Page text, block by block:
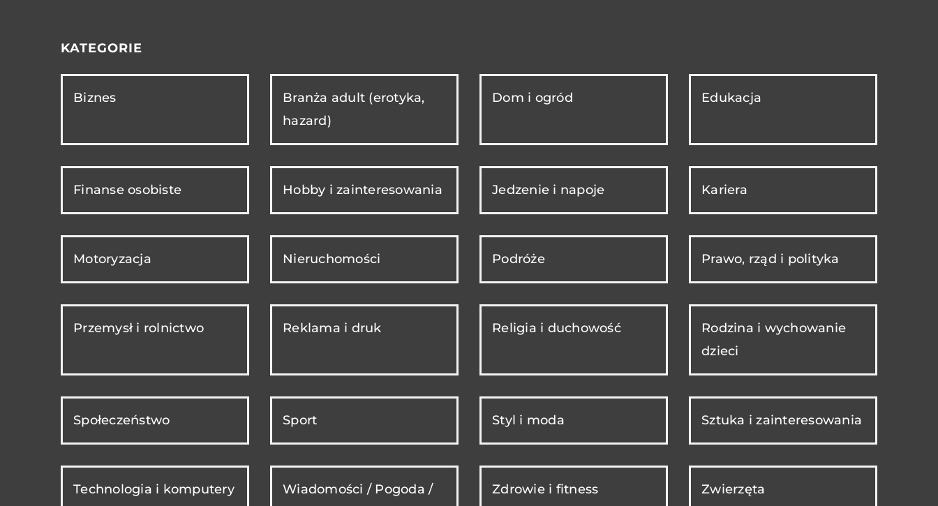
KATEGORIE
Biznes
Branża adult (erotyka,
hazard)
Dom i ogród Edukacja
Finanse osobiste Hobby i zainteresowania Jedzenie i napoje Kariera
Motoryzacja Nieruchomości Podróże Prawo, rząd i polityka
Przemysł i rolnictwo Reklama i druk Religia i duchowość
Rodzina i wychowanie
dzieci
Społeczeństwo Sport Styl i moda Sztuka i zainteresowania
Technologia i komputery
Wiadomości / Pogoda /
Zdrowie i fitness Zwierzęta